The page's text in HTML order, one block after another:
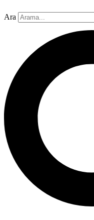
panel
panel
panel
panel
panel
panel
panel
panel
panel
Ara